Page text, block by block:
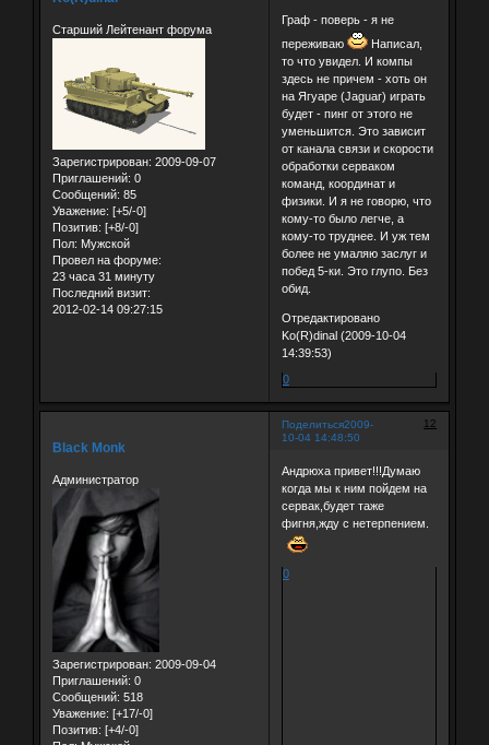
Старший Лейтенант форума
Зарегистрирован: 2009-09-07
Приглашений: 0
Сообщений: 85
Уважение: [+5/-0]
Позитив: [+8/-0]
Пол: Мужской
Провел на форуме:
23 часа 31 минуту
Последний визит:
2012-02-14 09:27:15
Граф - поверь - я не
переживаю
Написал,
то что увидел. И компы
здесь не причем - хоть он
на Ягуаре (Jaguar) играть
будет - пинг от этого не
уменьшится. Это зависит
от канала связи и скорости
обработки серваком
команд, координат и
физики. И я не говорю, что
кому-то было легче, а
кому-то труднее. И уж тем
более не умаляю заслуг и
побед 5-ки. Это глупо. Без
обид.
Отредактировано
Ko(R)dinal (2009-10-04
14:39:53)
0
Поделиться 12
2009-
10-04 14:48:50
Black Monk
Администратор
Зарегистрирован: 2009-09-04
Приглашений: 0
Сообщений: 518
Уважение: [+17/-0]
Позитив: [+4/-0]
Андрюха привет!!!Думаю
когда мы к ним пойдем на
сервак,будет таже
фигня,жду с нетерпением.
0